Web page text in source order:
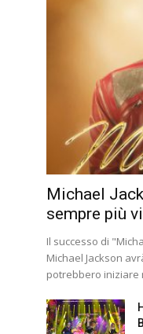
Michael
sempre più
Il successo di
Michael Jackson
potrebbero iniziare